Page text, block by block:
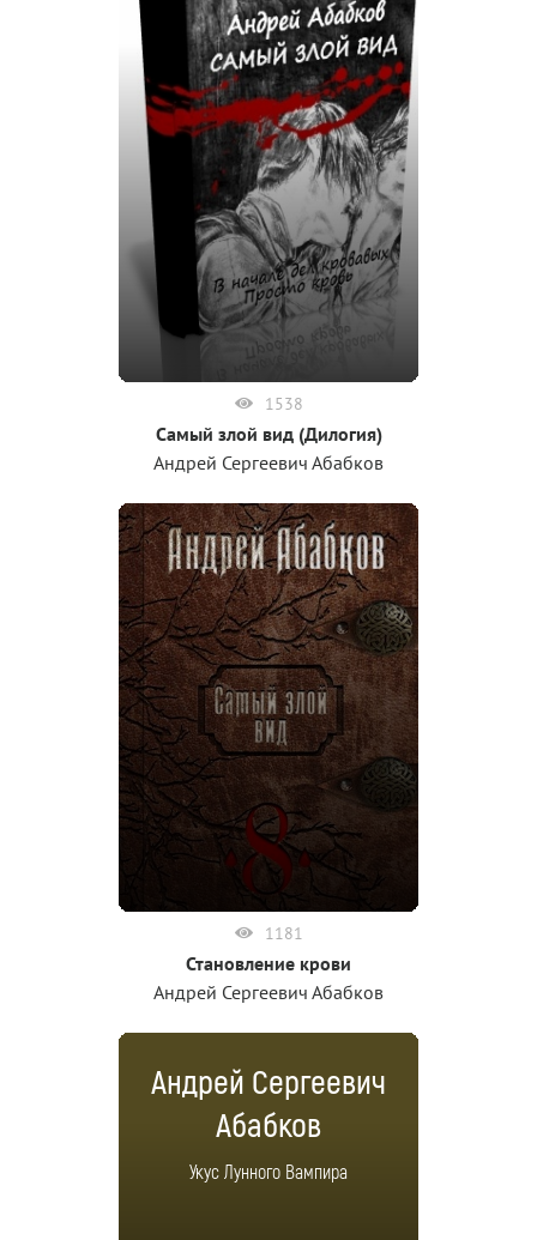
1538
Самый злой вид (Дилогия)
Андрей Сергеевич Абабков
1181
Становление крови
Андрей Сергеевич Абабков
Андрей Сергеевич
Абабков
Укус Лунного Вампира